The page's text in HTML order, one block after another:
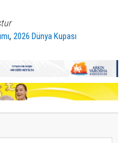
,2026 Dünya Kupası